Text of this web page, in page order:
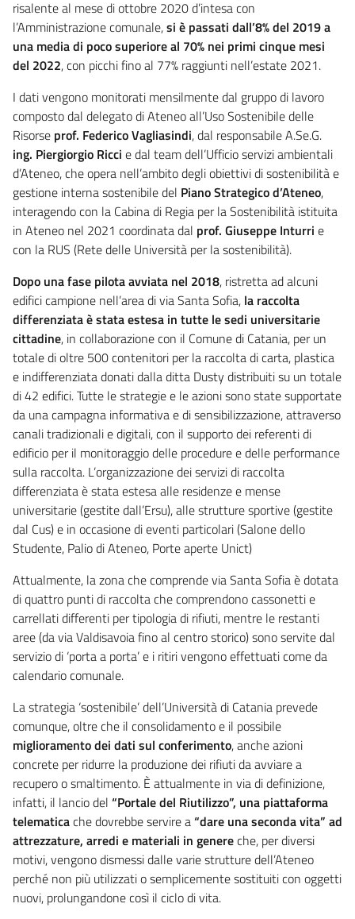
risalente al mese di ottobre 2020 d’intesa con
l’Amministrazione comunale,si è passati dall’8% del 2019 a
una media di poco superiore al 70% nei primi cinque mesi
del 2022, con picchi fino al 77% raggiunti nell’estate 2021.
I dati vengono monitorati mensilmente dal gruppo di lavoro
composto dal delegato di Ateneo all’Uso Sostenibile delle
Risorse prof. Federico Vagliasindi, dal responsabile A.Se.G.
ing. Piergiorgio Ricci e dal team dell’Ufficio servizi ambientali
d’Ateneo, che opera nell’ambito degli obiettivi di sostenibilità e
gestione interna sostenibile del Piano Strategico d’Ateneo,
interagendo con la Cabina di Regia per la Sostenibilità istituita
in Ateneo nel 2021 coordinata dal prof. Giuseppe Inturri e
con la RUS (Rete delle Università per la sostenibilità).
Dopo una fase pilota avviata nel 2018, ristretta ad alcuni
edifici campione nell’area di via Santa Sofia, la raccolta
differenziata è stata estesa in tutte le sedi universitarie
cittadine, in collaborazione con il Comune di Catania, per un
totale di oltre 500 contenitori per la raccolta di carta, plastica
e indifferenziata donati dalla ditta Dusty distribuiti su un totale
di 42 edifici. Tutte le strategie e le azioni sono state supportate
da una campagna informativa e di sensibilizzazione, attraverso
canali tradizionali e digitali, con il supporto dei referenti di
edificio per il monitoraggio delle procedure e delle performance
sulla raccolta. L’organizzazione dei servizi di raccolta
differenziata è stata estesa alle residenze e mense
universitarie (gestite dall’Ersu), alle strutture sportive (gestite
dal Cus) e in occasione di eventi particolari (Salone dello
Studente, Palio di Ateneo, Porte aperte Unict)
Attualmente, la zona che comprende via Santa Sofia è dotata
di quattro punti di raccolta che comprendono cassonetti e
carrellati differenti per tipologia di rifiuti, mentre le restanti
aree (da via Valdisavoia fino al centro storico) sono servite dal
servizio di ‘porta a porta’ e i ritiri vengono effettuati come da
calendario comunale.
La strategia ‘sostenibile’ dell’Università di Catania prevede
comunque, oltre che il consolidamento e il possibile
miglioramento dei dati sul conferimento, anche azioni
concrete per ridurre la produzione dei rifiuti da avviare a
recupero o smaltimento. È attualmente in via di definizione,
infatti, il lancio del “Portale del Riutilizzo”, una piattaforma
telematicache dovrebbe servire a“dare una seconda vita” ad
attrezzature, arredi e materiali in genereche, per diversi
motivi, vengono dismessi dalle varie strutture dell’Ateneo
perché non più utilizzati o semplicemente sostituiti con oggetti
nuovi, prolungandone così il ciclo di vita.